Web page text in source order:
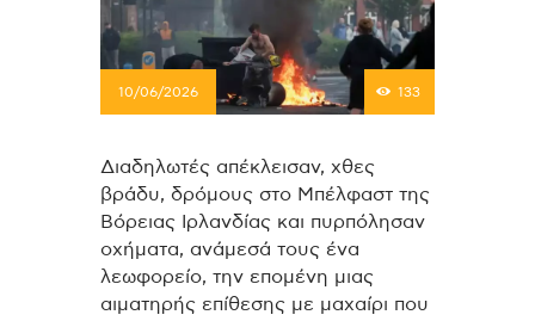
10/06/2026 133
Διαδηλωτές απέκλεισαν, χθες
βράδυ, δρόμους στο Μπέλφαστ της
Βόρειας Ιρλανδίας και πυρπόλησαν
οχήματα, ανάμεσά τους ένα
λεωφορείο, την επομένη μιας
αιματηρής επίθεσης με μαχαίρι που